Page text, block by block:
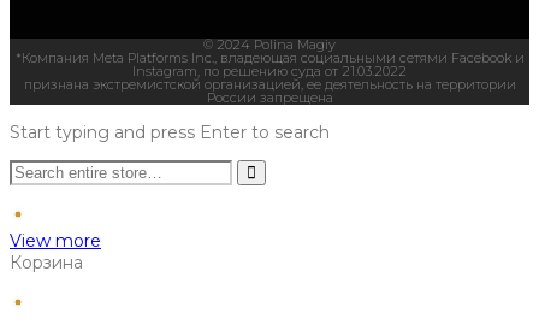
© 2024 Polina Magiy
*Компания Meta Platforms Inc., владеющая социальными сетями Facebook и
Instagram, по решению суда от 21.03.2022
признана экстремистской организацией, ее деятельность на территории
России запрещена
Start typing and press Enter to search
View more
Корзина